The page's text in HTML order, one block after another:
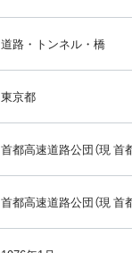
道路・トンネル・橋
東京都
首都高速道路公団（現 首
首都高速道路公団（現 首